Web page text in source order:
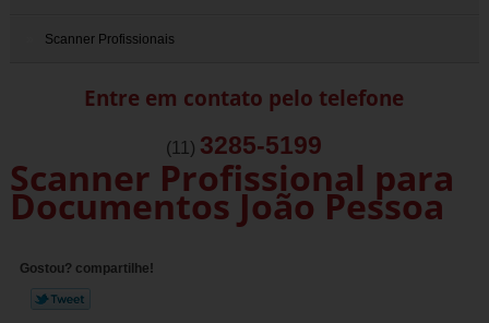
Scanner Profissionais
Entre em contato pelo telefone
(11) 3285-5199
Scanner Profissional para
Documentos João Pessoa
Gostou? compartilhe!